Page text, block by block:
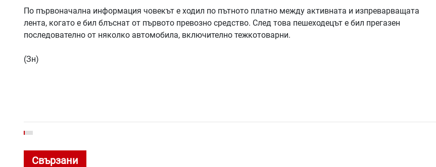
По първоначална информация човекът е ходил по пътното платно между активната и изпреварващата
лента, когато е бил блъснат от първото превозно средство. След това пешеходецът е бил прегазен
последователно от няколко автомобила, включително тежкотоварни.
(Зн)
Свързани